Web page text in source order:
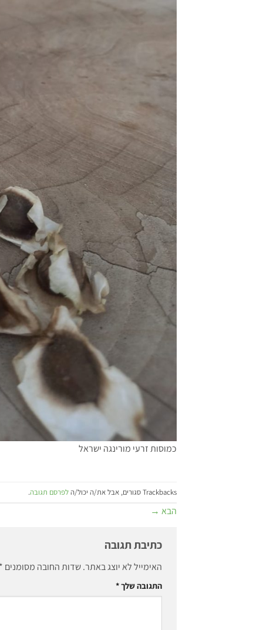
כמוסות זרעי מורינגה ישראל
Trackbacks סגורים, אבל את/ה יכול/ה לפרסם תגובה.
הבא →
כתיבת תגובה
האימייל לא יוצג באתר.שדות החובה מסומנים
התגובה שלך*